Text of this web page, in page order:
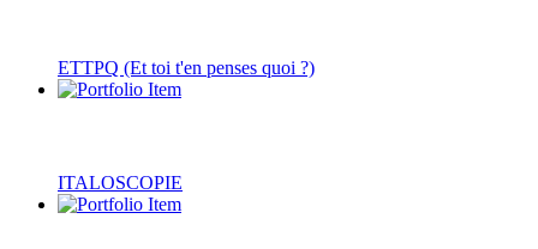
ETTPQ (Et toi t'en penses quoi ?)
ITALOSCOPIE